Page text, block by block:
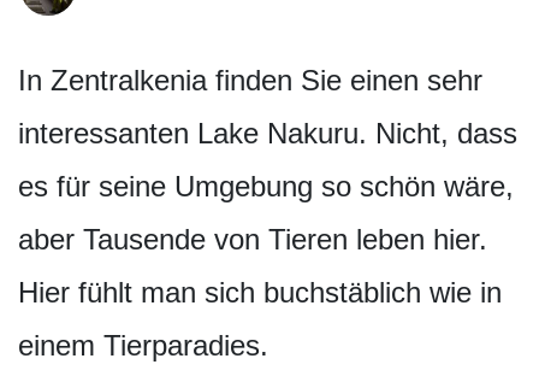
In Zentralkenia finden Sie einen sehr
interessanten Lake Nakuru. Nicht, dass
es für seine Umgebung so schön wäre,
aber Tausende von Tieren leben hier.
Hier fühlt man sich buchstäblich wie in
einem Tierparadies.